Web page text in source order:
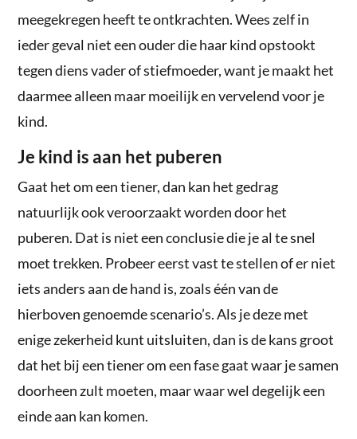
meegekregen heeft te ontkrachten. Wees zelf in
ieder geval niet een ouder die haar kind opstookt
tegen diens vader of stiefmoeder, want je maakt het
daarmee alleen maar moeilijk en vervelend voor je
kind.
Je kind is aan het puberen
Gaat het om een tiener, dan kan het gedrag
natuurlijk ook veroorzaakt worden door het
puberen. Dat is niet een conclusie die je al te snel
moet trekken. Probeer eerst vast te stellen of er niet
iets anders aan de hand is, zoals één van de
hierboven genoemde scenario’s. Als je deze met
enige zekerheid kunt uitsluiten, dan is de kans groot
dat het bij een tiener om een fase gaat waar je samen
doorheen zult moeten, maar waar wel degelijk een
einde aan kan komen.